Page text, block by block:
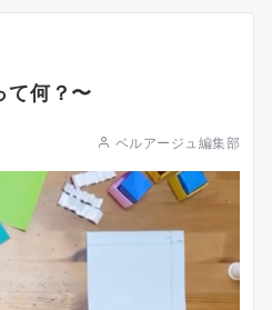
て何？〜
ベルアージュ編集部